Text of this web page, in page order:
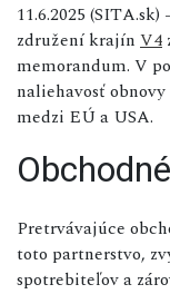
11.6.2025
združení krajín V4
memorandum. V
naliehavosť
medzi EÚ a USA.
Pretrvávajúce
toto partnerstvo,
spotrebiteľov a